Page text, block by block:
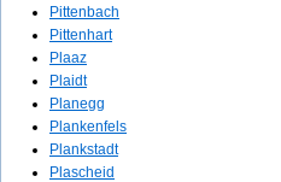
Pittenbach
Pittenhart
Plaaz
Plaidt
Planegg
Plankenfels
Plankstadt
Plascheid